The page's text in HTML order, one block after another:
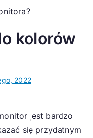
kolorów
2022
jest bardzo
się przydatnym